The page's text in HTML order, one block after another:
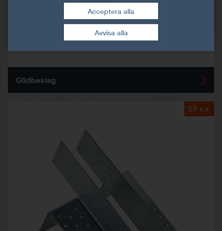
Glidbeslag
SFxx
Avvisa alla
Acceptera alla
Dra tillbaka mitt
samtycke